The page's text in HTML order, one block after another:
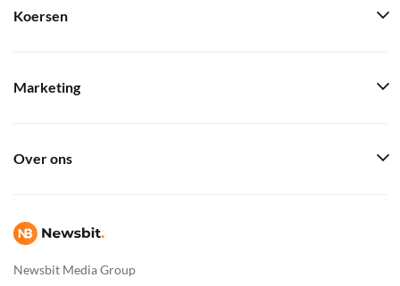
Newsbit Media Group
Koersen
Marketing
Over ons